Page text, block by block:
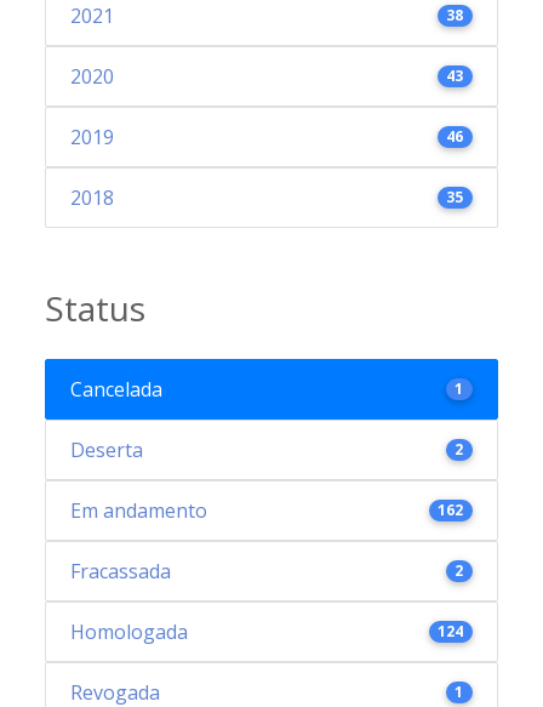
2021 38
2020 43
2019 46
2018 35
Status
Cancelada 1
Deserta 2
Em andamento 162
Fracassada 2
Homologada 124
Revogada 1